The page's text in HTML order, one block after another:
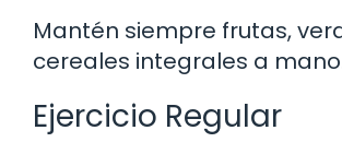
Mantén siempre frutas,
cereales integrales a
Ejercicio Regular